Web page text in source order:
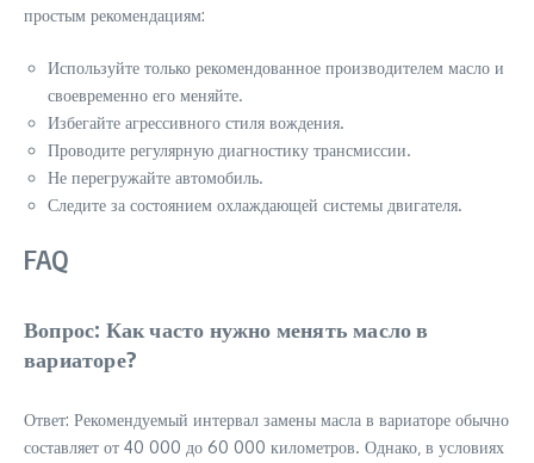
простым рекомендациям:
Используйте только рекомендованное производителем масло и
своевременно его меняйте.
Избегайте агрессивного стиля вождения.
Проводите регулярную диагностику трансмиссии.
Не перегружайте автомобиль.
Следите за состоянием охлаждающей системы двигателя.
FAQ
Вопрос: Как часто нужно менять масло в
вариаторе?
Ответ: Рекомендуемый интервал замены масла в вариаторе обычно
составляет от 40 000 до 60 000 километров. Однако‚ в условиях